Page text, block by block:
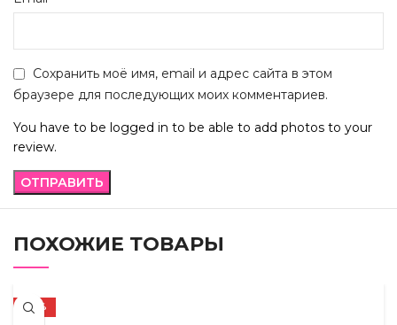
Сохранить моё имя, email и адрес сайта в этом
браузере для последующих моих комментариев.
You have to be logged in to be able to add photos to your
review.
ПОХОЖИЕ ТОВАРЫ
-72%